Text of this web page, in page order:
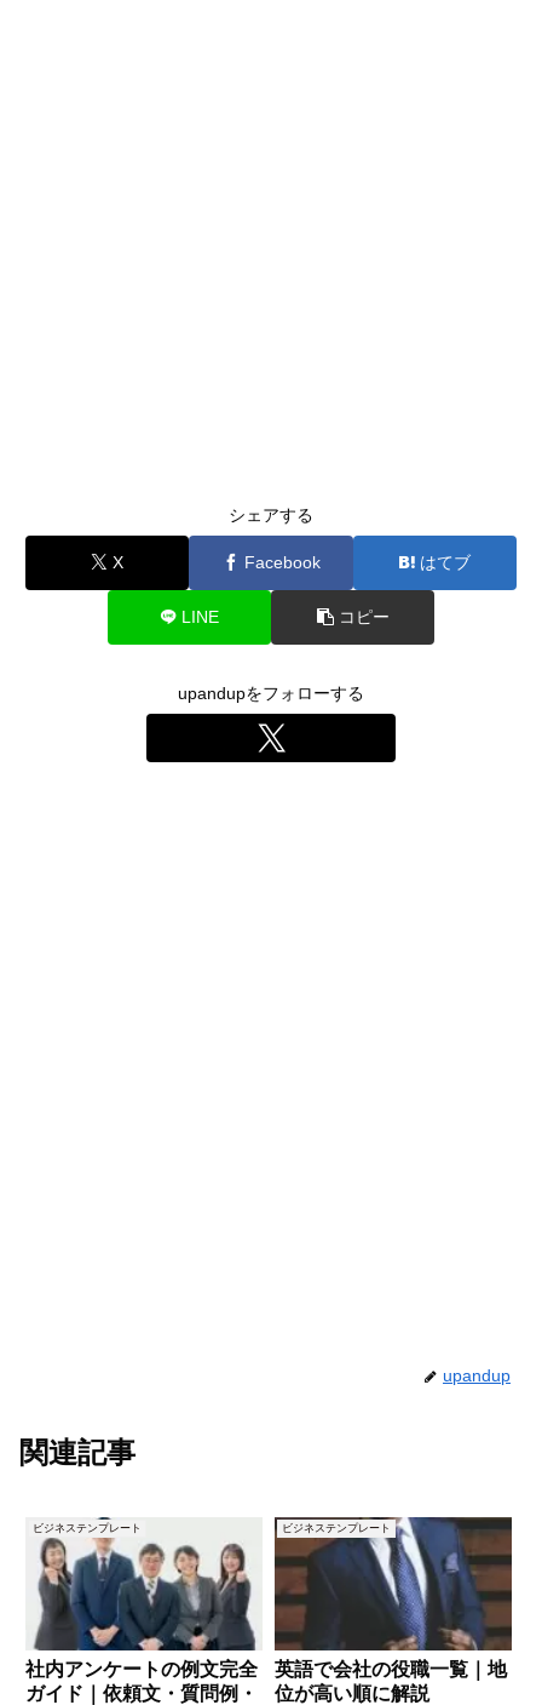
シェアする
X Facebook はてブ
LINE コピー
upandupをフォローする
upandup
関連記事
ビジネステンプレート
社内アンケートの例文完全
ガイド｜依頼文・質問例・
ビジネステンプレート
英語で会社の役職一覧｜地
位が高い順に解説